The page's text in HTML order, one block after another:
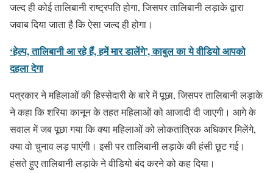
जल्द ही कोई तालिबानी राष्ट्रपति होगा, जिसपर तालिबानी लड़ाके द्वारा
जवाब दिया जाता है कि ऐसा जल्द ही होगा।
‘हेल्प, तालिबानी आ रहे हैं, हमें मार डालेंगे’, काबुल का ये वीडियो आपको
दहला देगा
पत्रकार ने महिलाओं की हिस्सेदारी के बारे में पूछा, जिसपर तालिबानी लड़ाके
ने कहा कि शरिया कानून के तहत महिलाओं को आजादी दी जाएगी। आगे के
सवाल में जब पूछा गया कि क्या महिलाओं को लोकतांत्रिक अधिकार मिलेंगे,
क्या वो चुनाव लड़ पाएंगी। इसी पर तालिबानी लड़ाके की हंसी छूट गई।
हंसते हुए तालिबानी लड़ाके ने वीडियो बंद करने को कह दिया।